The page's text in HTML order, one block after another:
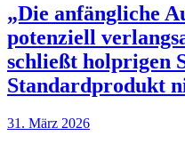
„Die anfängliche
potenziell
schließt holprigen
Standardprodukt
31. März 2026